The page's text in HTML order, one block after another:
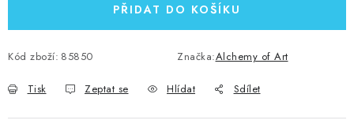
PŘIDAT DO KOŠÍKU
Kód zboží: 85850 Značka:Alchemy of Art
Tisk Zeptat se Hlídat Sdílet